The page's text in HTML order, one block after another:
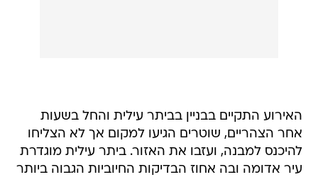
האירוע התקיים בבניין בביתר עילית והחל בשעות
אחר הצהריים, שוטרים הגיעו למקום אך לא הצליחו
להיכנס למבנה, ועזבו את האזור. ביתר עילית מוגדרת
עיר אדומה ובה אחוז הבדיקות החיוביות הגבוה ביותר